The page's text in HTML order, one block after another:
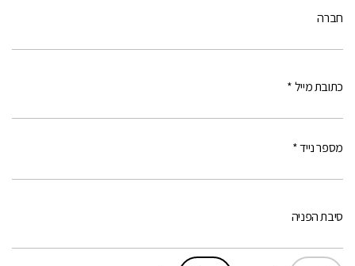
חברה
כתובת מייל *
מספר נייד *
סיבת הפניה